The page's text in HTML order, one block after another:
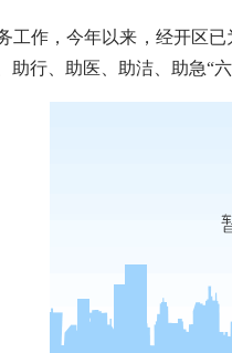
作，今年以来，经开区已
助行、助医、助洁、助急“